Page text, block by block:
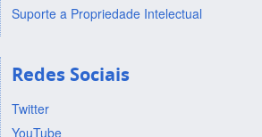
Suporte a Propriedade Intelectual
Redes Sociais
Twitter
YouTube